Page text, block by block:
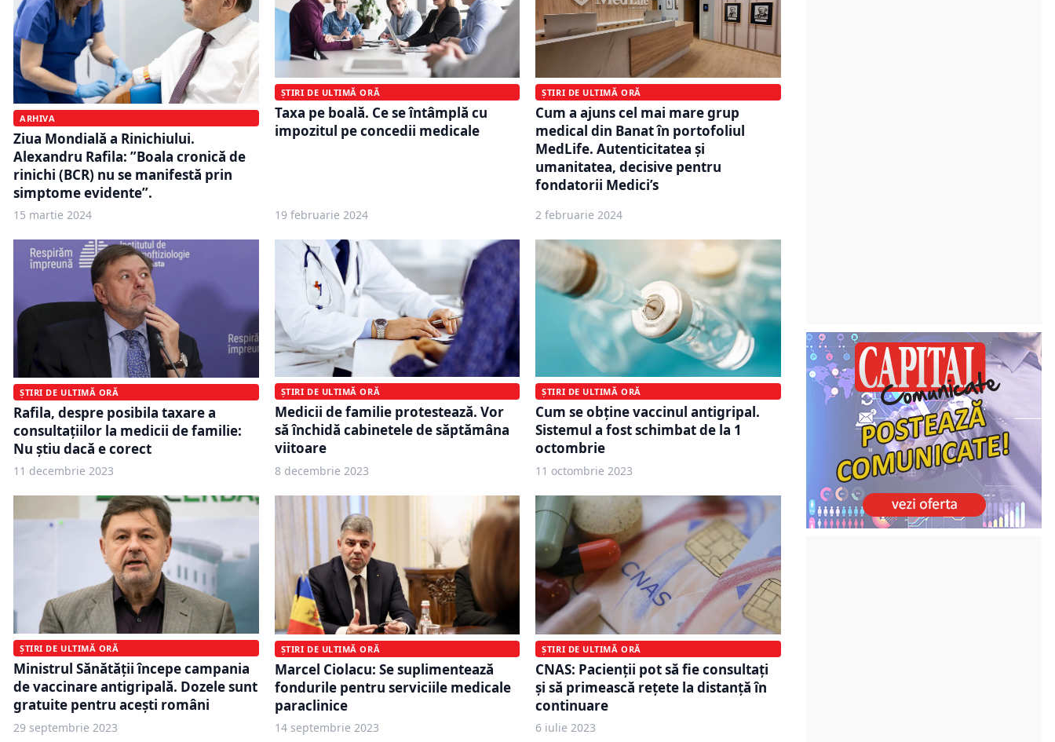
ARHIVA
Ziua Mondială a Rinichiului.
Alexandru Rafila: ”Boala cronică de
rinichi (BCR) nu se manifestă prin
simptome evidente”.
15 martie 2024
ȘTIRI DE ULTIMĂ ORĂ
Taxa pe boală. Ce se întâmplă cu
impozitul pe concedii medicale
19 februarie 2024
ȘTIRI DE ULTIMĂ ORĂ
Cum a ajuns cel mai mare grup
medical din Banat în portofoliul
MedLife. Autenticitatea și
umanitatea, decisive pentru
fondatorii Medici’s
2 februarie 2024
ȘTIRI DE ULTIMĂ ORĂ
Rafila, despre posibila taxare a
consultațiilor la medicii de familie:
Nu ştiu dacă e corect
11 decembrie 2023
ȘTIRI DE ULTIMĂ ORĂ
Medicii de familie protestează. Vor
să închidă cabinetele de săptămâna
viitoare
8 decembrie 2023
ȘTIRI DE ULTIMĂ ORĂ
Cum se obține vaccinul antigripal.
Sistemul a fost schimbat de la 1
octombrie
11 octombrie 2023
ȘTIRI DE ULTIMĂ ORĂ
Ministrul Sănătăţii începe campania
de vaccinare antigripală. Dozele sunt
gratuite pentru acești români
29 septembrie 2023
ȘTIRI DE ULTIMĂ ORĂ
Marcel Ciolacu: Se suplimentează
fondurile pentru serviciile medicale
paraclinice
14 septembrie 2023
ȘTIRI DE ULTIMĂ ORĂ
CNAS: Pacienții pot să fie consultați
și să primească rețete la distanţă în
continuare
6 iulie 2023